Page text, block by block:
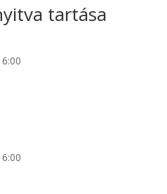
tartása